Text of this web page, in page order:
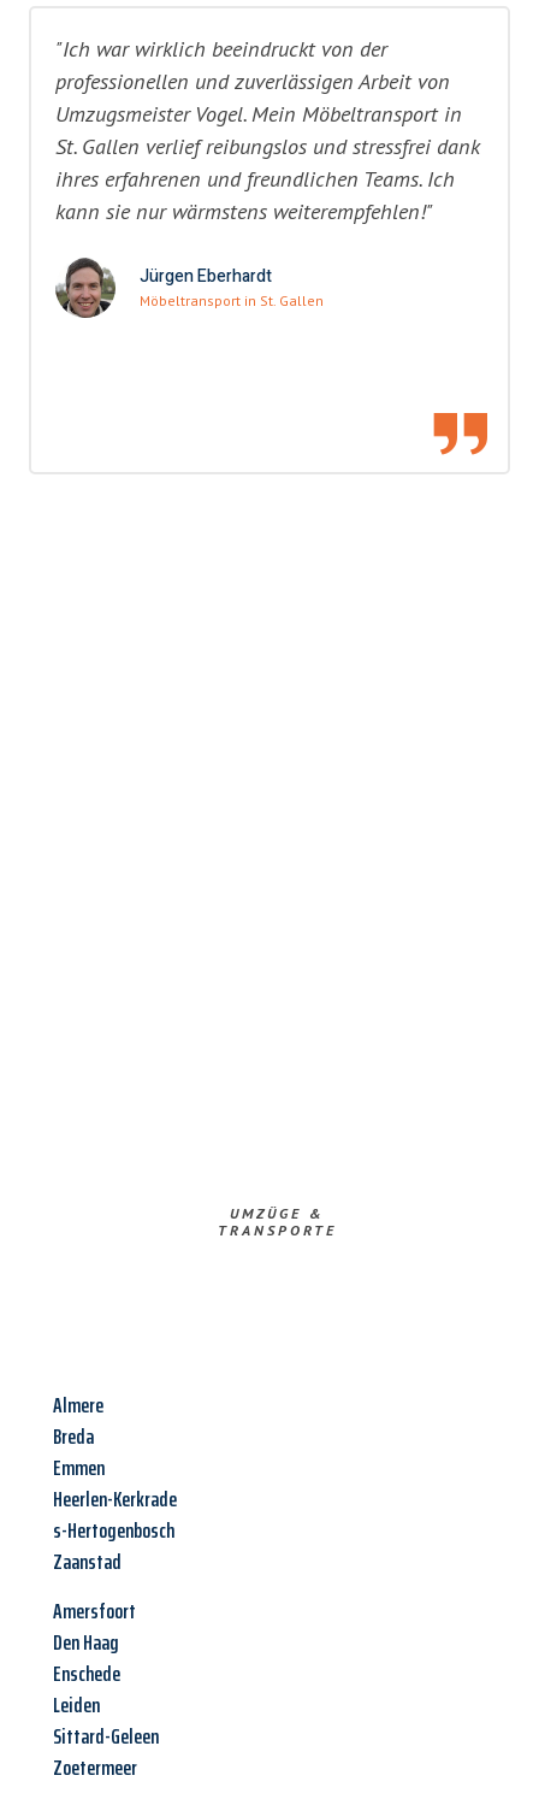
"Ich war wirklich beeindruckt von der
professionellen und zuverlässigen Arbeit von
Umzugsmeister Vogel. Mein Möbeltransport in
St. Gallen verlief reibungslos und stressfrei dank
ihres erfahrenen und freundlichen Teams. Ich
kann sie nur wärmstens weiterempfehlen!"
Jürgen Eberhardt
Möbeltransport in St. Gallen
UMZÜGE &
TRANSPORTE
Almere
Breda
Emmen
Heerlen-Kerkrade
s-Hertogenbosch
Zaanstad
Amersfoort
Den Haag
Enschede
Leiden
Sittard-Geleen
Zoetermeer